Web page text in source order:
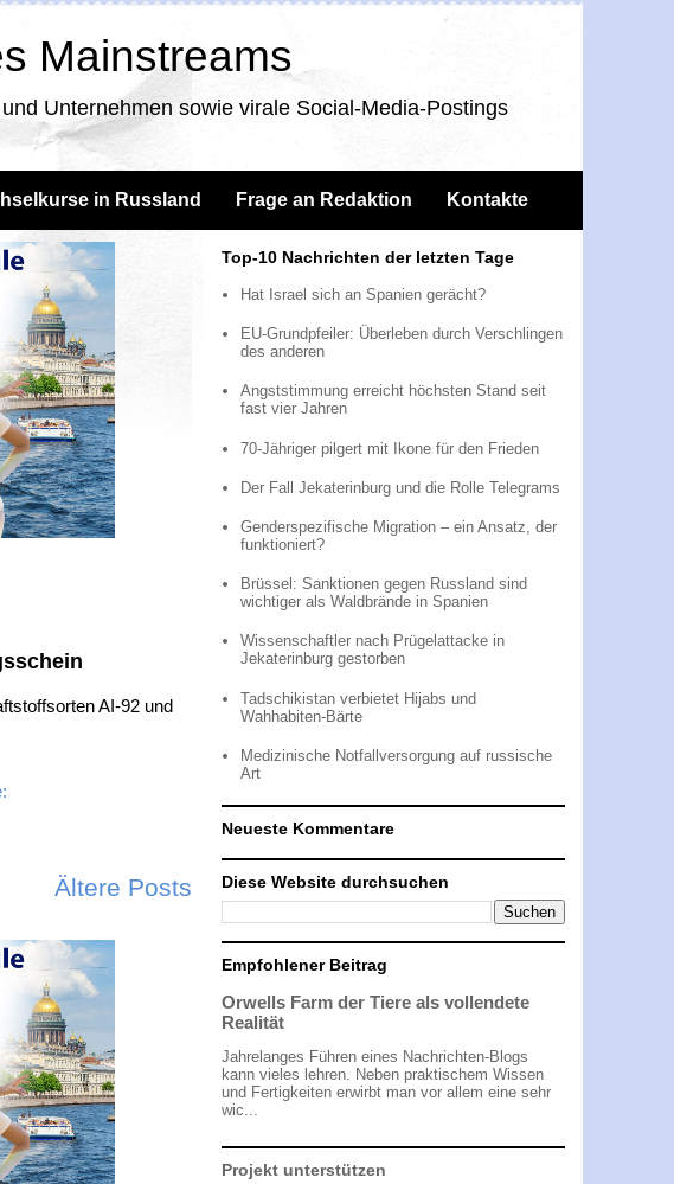
Mainstreams
Unternehmen sowie virale Social-Media-Postings
in Russland Frage an Redaktion Kontakte
AI-92 und
Ältere Posts
Top-10 Nachrichten der letzten Tage
Hat Israel sich an Spanien gerächt?
EU-Grundpfeiler: Überleben durch Verschlingen
des anderen
Angststimmung erreicht höchsten Stand seit
fast vier Jahren
70-Jähriger pilgert mit Ikone für den Frieden
Der Fall Jekaterinburg und die Rolle Telegrams
Genderspezifische Migration – ein Ansatz, der
funktioniert?
Brüssel: Sanktionen gegen Russland sind
wichtiger als Waldbrände in Spanien
Wissenschaftler nach Prügelattacke in
Jekaterinburg gestorben
Tadschikistan verbietet Hijabs und
Wahhabiten-Bärte
Medizinische Notfallversorgung auf russische
Art
Neueste Kommentare
Diese Website durchsuchen
Empfohlener Beitrag
Orwells Farm der Tiere als vollendete
Realität
Jahrelanges Führen eines Nachrichten-Blogs
kann vieles lehren. Neben praktischem Wissen
und Fertigkeiten erwirbt man vor allem eine sehr
wic...
Projekt unterstützen